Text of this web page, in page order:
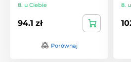
8. u Ciebie
94.1 zł
Porównaj
8.